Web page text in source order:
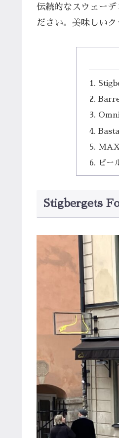
伝統的なスウェー
ださい。美味しいク
ビー
Stigbergets